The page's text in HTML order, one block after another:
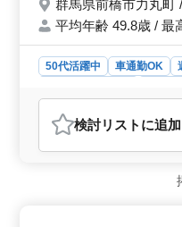
群馬県前橋市力丸町
平均年齢 49.8歳 / 最
50代活躍中 車通勤OK
おすすめポイント
＜安定した働きやすさ
丸町に位置する自動車
休二日制で、残業も少な
検討リスト に追加